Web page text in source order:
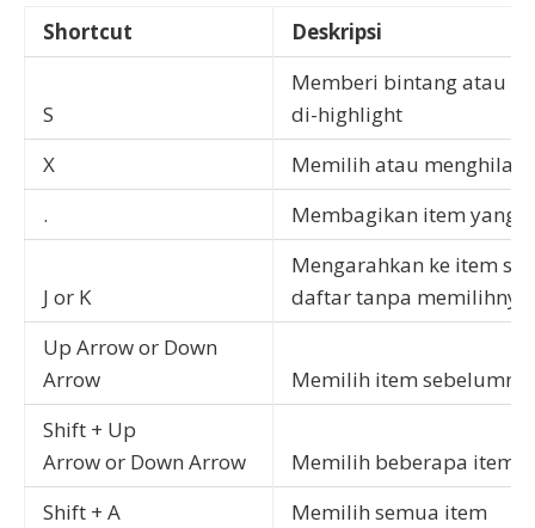
Shortcut Deskripsi
S
Memberi bintang atau
di-highlight
X
Memilih atau
.
Membagikan item yang
J or K
Mengarahkan ke item
daftar tanpa memilihnya
Up Arrow or Down
Arrow
Memilih item
Shift + Up
Arrow or Down Arrow
Memilih beberapa item
Shift + A
Memilih semua item